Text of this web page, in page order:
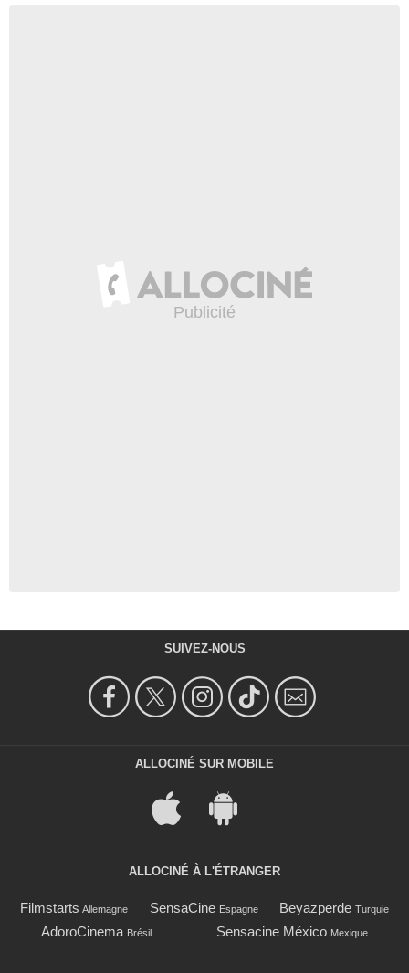
SUIVEZ-NOUS
ALLOCINÉ SUR MOBILE
ALLOCINÉ À L'ÉTRANGER
Filmstarts Allemagne SensaCine Espagne Beyazperde Turquie
AdoroCinema Brésil Sensacine México Mexique